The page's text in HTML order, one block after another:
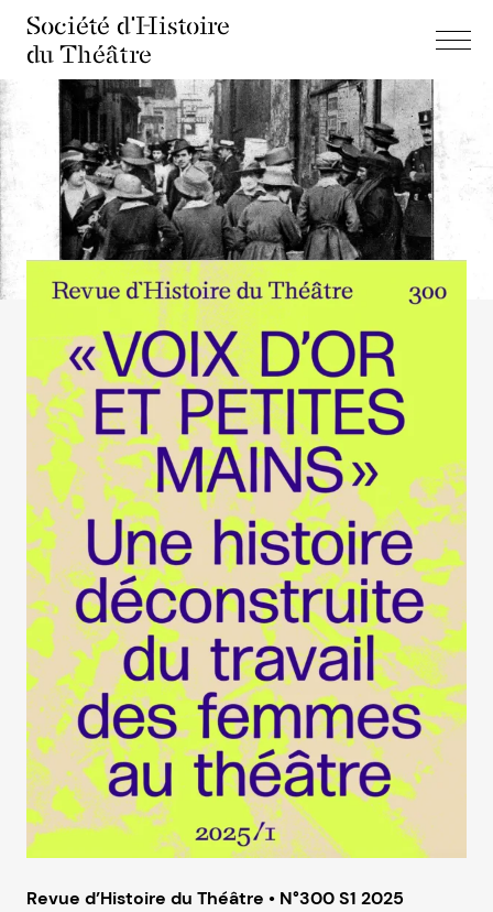
Société d'Histoire
du Théâtre
Revue d’Histoire du Théâtre • N°300 S1 2025